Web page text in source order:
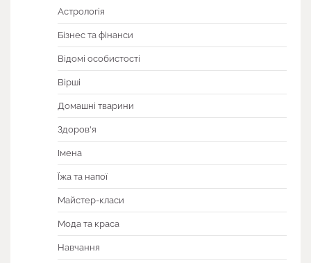
Астрологія
Бізнес та фінанси
Відомі особистості
Вірші
Домашні тварини
Здоров'я
Імена
Їжа та напої
Майстер-класи
Мода та краса
Навчання